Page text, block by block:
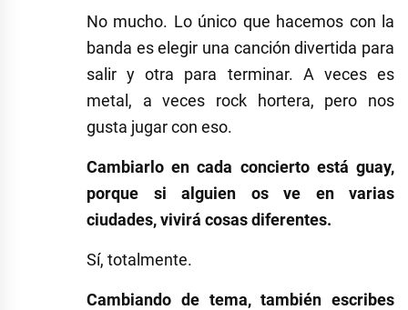
No mucho. Lo único que hacemos con la
banda es elegir una canción divertida para
salir y otra para terminar. A veces es
metal, a veces rock hortera, pero nos
gusta jugar con eso.
Cambiarlo en cada concierto está guay,
porque si alguien os ve en varias
ciudades, vivirá cosas diferentes.
Sí, totalmente.
Cambiando de tema, también escribes